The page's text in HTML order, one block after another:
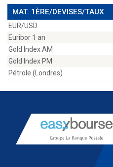
MAT. 1ÈRE/DEVISES/TAUX
EUR/USD
Euribor 1 an
Gold Index AM
Gold Index PM
Pétrole (Londres)